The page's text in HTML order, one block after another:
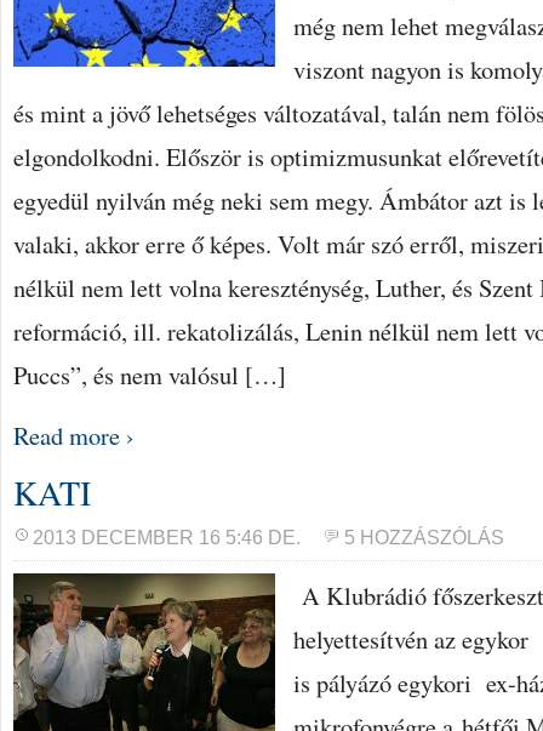
még nem lehet
viszont nagyon is
és mint a jövő lehetséges változatával, talán nem
elgondolkodni. Először is optimizmusunkat
egyedül nyilván még neki sem megy. Ámbátor azt is
valaki, akkor erre ő képes. Volt már szó erről,
nélkül nem lett volna kereszténység, Luther, és
reformáció, ill. rekatolizálás, Lenin nélkül nem lett
Puccs”, és nem valósul […]
Read more ›
KATI
2013 DECEMBER 16 5:46 DE. 5 HOZZÁSZÓLÁS
A Klubrádió
helyettesítvén az egykor
is pályázó egykori ex-